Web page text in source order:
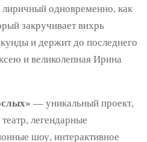
одновременно, как
закручивает вихрь
и держит до последнего
и великолепная Ирина
— уникальный проект,
легендарные
шоу, интерактивное